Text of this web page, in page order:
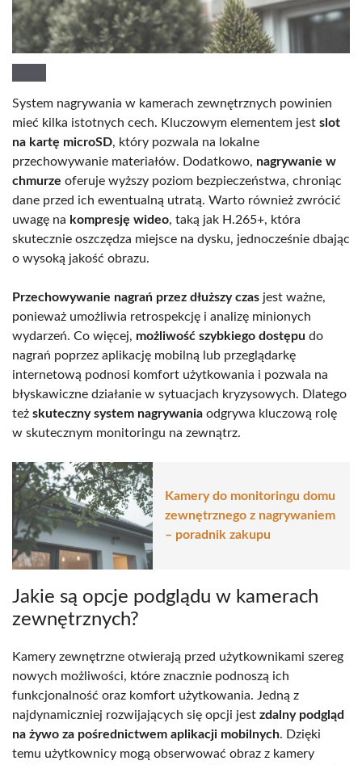
System nagrywania w kamerach zewnętrznych powinien
mieć kilka istotnych cech. Kluczowym elementem jest slot
na kartę microSD, który pozwala na lokalne
przechowywanie materiałów. Dodatkowo, nagrywanie w
chmurze oferuje wyższy poziom bezpieczeństwa, chroniąc
dane przed ich ewentualną utratą. Warto również zwrócić
uwagę na kompresję wideo, taką jak H.265+, która
skutecznie oszczędza miejsce na dysku, jednocześnie dbając
o wysoką jakość obrazu.
Przechowywanie nagrań przez dłuższy czas jest ważne,
ponieważ umożliwia retrospekcję i analizę minionych
wydarzeń. Co więcej, możliwość szybkiego dostępu do
nagrań poprzez aplikację mobilną lub przeglądarkę
internetową podnosi komfort użytkowania i pozwala na
błyskawiczne działanie w sytuacjach kryzysowych. Dlatego
też skuteczny system nagrywania odgrywa kluczową rolę
w skutecznym monitoringu na zewnątrz.
Kamery do monitoringu domu
zewnętrznego z nagrywaniem
– poradnik zakupu
Jakie są opcje podglądu w kamerach
zewnętrznych?
Kamery zewnętrzne otwierają przed użytkownikami szereg
nowych możliwości, które znacznie podnoszą ich
funkcjonalność oraz komfort użytkowania. Jedną z
najdynamiczniej rozwijających się opcji jest zdalny podgląd
na żywo za pośrednictwem aplikacji mobilnych. Dzięki
temu użytkownicy mogą obserwować obraz z kamery